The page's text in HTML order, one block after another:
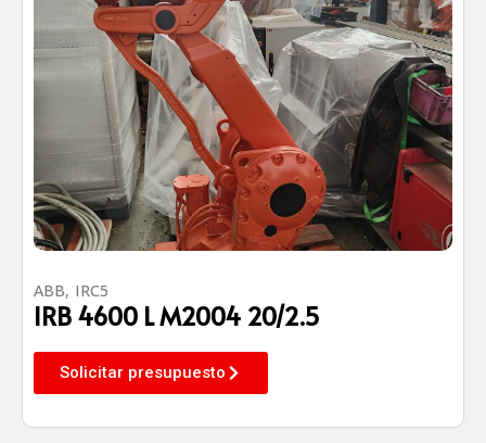
ABB, IRC5
IRB 4600 L M2004 20/2.5
Solicitar presupuesto